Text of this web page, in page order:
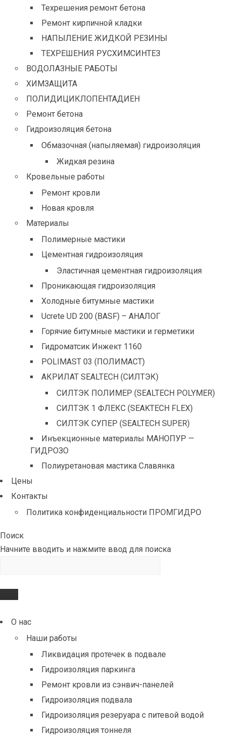
Техрешения ремонт бетона
Ремонт кирпичной кладки
НАПЫЛЕНИЕ ЖИДКОЙ РЕЗИНЫ
ТЕХРЕШЕНИЯ РУСХИМСИНТЕЗ
ВОДОЛАЗНЫЕ РАБОТЫ
ХИМЗАЩИТА
ПОЛИДИЦИКЛОПЕНТАДИЕН
Ремонт бетона
Гидроизоляция бетона
Обмазочная (напыляемая) гидроизоляция
Жидкая резина
Кровельные работы
Ремонт кровли
Новая кровля
Материалы
Полимерные мастики
Цементная гидроизоляция
Эластичная цементная гидроизоляция
Проникающая гидроизоляция
Холодные битумные мастики
Ucrete UD 200 (BASF) – АНАЛОГ
Горячие битумные мастики и герметики
Гидроматсик Инжект 1160
POLIMAST 03 (ПОЛИМАСТ)
АКРИЛАТ SEALTECH (СИЛТЭК)
СИЛТЭК ПОЛИМЕР (SEALTECH POLYMER)
СИЛТЭК 1 ФЛЕКС (SEAKTECH FLEX)
СИЛТЭК СУПЕР (SEALTECH SUPER)
Инъекционные материалы МАНОПУР —
ГИДРОЗО
Полиуретановая мастика Славянка
Цены
Контакты
Политика конфиденциальности ПРОМГИДРО
Поиск
Начните вводить и нажмите ввод для поиска
О нас
Наши работы
Ликвидация протечек в подвале
Гидроизоляция паркинга
Ремонт кровли из сэнвич-панелей
Гидроизоляция подвала
Гидроизоляция резеруара с питевой водой
Гидроизоляция тоннеля